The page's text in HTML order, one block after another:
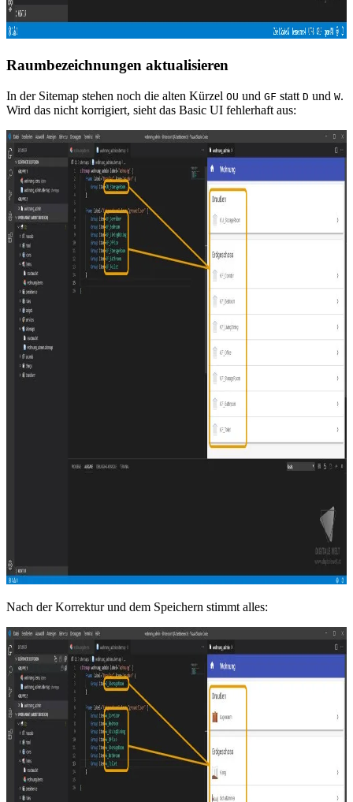
Raumbezeichnungen aktualisieren
In der Sitemap stehen noch die alten Kürzel OU und GF statt D und W.
Wird das nicht korrigiert, sieht das Basic UI fehlerhaft aus:
Nach der Korrektur und dem Speichern stimmt alles: